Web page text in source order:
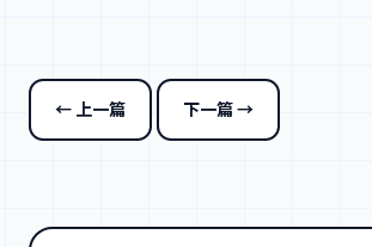
← 上一篇 下一篇 →